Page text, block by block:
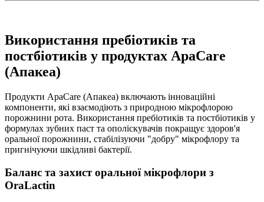
Використання пребіотиків та
постбіотиків у продуктах ApaCare
(Апакеа)
Продукти ApaCare (Апакеа) включають інноваційні
компоненти, які взаємодіють з природною мікрофлорою
порожнини рота. Використання пребіотиків та постбіотиків у
формулах зубних паст та ополіскувачів покращує здоров'я
оральної порожнини, стабілізуючи "добру" мікрофлору та
пригнічуючи шкідливі бактерії.
Баланс та захист оральної мікрофлори з
OraLactin